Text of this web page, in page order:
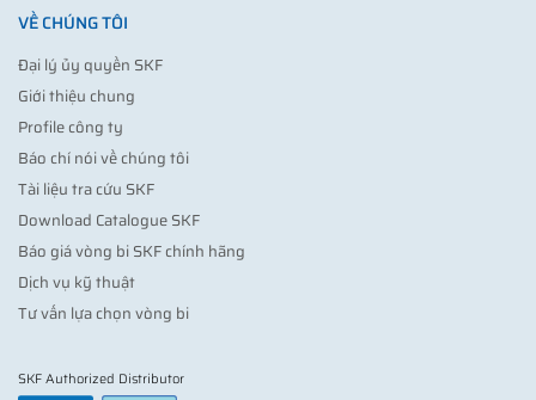
VỀ CHÚNG TÔI
Đại lý ủy quyền SKF
Giới thiệu chung
Profile công ty
Báo chí nói về chúng tôi
Tài liệu tra cứu SKF
Download Catalogue SKF
Báo giá vòng bi SKF chính hãng
Dịch vụ kỹ thuật
Tư vấn lựa chọn vòng bi
SKF Authorized Distributor